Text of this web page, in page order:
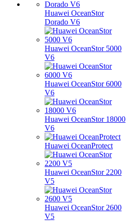
Huawei OceanStor
Dorado V6
Huawei OceanStor 5000
V6
Huawei OceanStor 6000
V6
Huawei OceanStor 18000
V6
Huawei OceanProtect
Huawei OceanStor 2200
V5
Huawei OceanStor 2600
V5